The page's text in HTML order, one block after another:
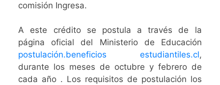
comisión Ingresa.
A este crédito se postula a través de la
página oficial del Ministerio de Educación
postulación.beneficios estudiantiles.cl,
durante los meses de octubre y febrero de
cada año . Los requisitos de postulación los